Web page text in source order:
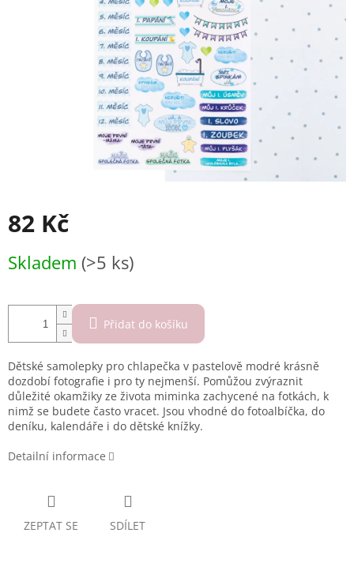
82 Kč
cena:
Skladem (>5 ks)
Přidat do košíku
Dětské samolepky pro chlapečka v pastelově modré krásně
dozdobí fotografie i pro ty nejmenší. Pomůžou zvýraznit
důležité okamžiky ze života miminka zachycené na fotkách, k
nimž se budete často vracet. Jsou vhodné do fotoalbíčka, do
deníku, kalendáře i do dětské knížky.
Detailní informace
ZEPTAT SE SDÍLET